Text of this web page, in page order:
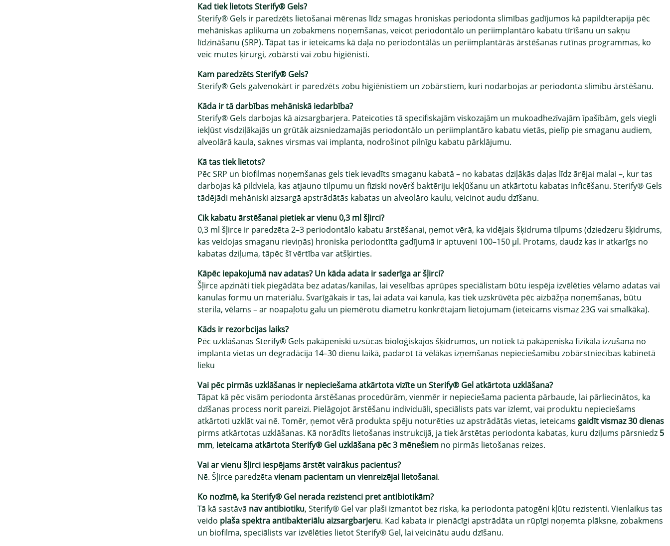
Kad tiek lietots Sterify® Gels?
Sterify® Gels ir paredzēts lietošanai mērenas līdz smagas hroniskas periodonta slimības gadījumos kā papildterapija pēc
mehāniskas aplikuma un zobakmens noņemšanas, veicot periodontālo un periimplantāro kabatu tīrīšanu un sakņu
līdzināšanu (SRP). Tāpat tas ir ieteicams kā daļa no periodontālās un periimplantārās ārstēšanas rutīnas programmas, ko
veic mutes ķirurgi, zobārsti vai zobu higiēnisti.
Kam paredzēts Sterify® Gels?
Sterify® Gels galvenokārt ir paredzēts zobu higiēnistiem un zobārstiem, kuri nodarbojas ar periodonta slimību ārstēšanu.
Kāda ir tā darbības mehāniskā iedarbība?
Sterify® Gels darbojas kā aizsargbarjera. Pateicoties tā specifiskajām viskozajām un mukoadhezīvajām īpašībām, gels viegli
iekļūst visdziļākajās un grūtāk aizsniedzamajās periodontālo un periimplantāro kabatu vietās, pielīp pie smaganu audiem,
alveolārā kaula, saknes virsmas vai implanta, nodrošinot pilnīgu kabatu pārklājumu.
Kā tas tiek lietots?
Pēc SRP un biofilmas noņemšanas gels tiek ievadīts smaganu kabatā – no kabatas dziļākās daļas līdz ārējai malai –, kur tas
darbojas kā pildviela, kas atjauno tilpumu un fiziski novērš baktēriju iekļūšanu un atkārtotu kabatas inficēšanu. Sterify® Gels
tādējādi mehāniski aizsargā apstrādātās kabatas un alveolāro kaulu, veicinot audu dzīšanu.
Cik kabatu ārstēšanai pietiek ar vienu 0,3 ml šļirci?
0,3 ml šļirce ir paredzēta 2–3 periodontālo kabatu ārstēšanai, ņemot vērā, ka vidējais šķidruma tilpums (dziedzeru šķidrums,
kas veidojas smaganu rieviņās) hroniska periodontīta gadījumā ir aptuveni 100–150 µl. Protams, daudz kas ir atkarīgs no
kabatas dziļuma, tāpēc šī vērtība var atšķirties.
Kāpēc iepakojumā nav adatas? Un kāda adata ir saderīga ar šļirci?
Šļirce apzināti tiek piegādāta bez adatas/kanilas, lai veselības aprūpes speciālistam būtu iespēja izvēlēties vēlamo adatas vai
kanulas formu un materiālu. Svarīgākais ir tas, lai adata vai kanula, kas tiek uzskrūvēta pēc aizbāžņa noņemšanas, būtu
sterila, vēlams – ar noapaļotu galu un piemērotu diametru konkrētajam lietojumam (ieteicams vismaz 23G vai smalkāka).
Kāds ir rezorbcijas laiks?
Pēc uzklāšanas Sterify® Gels pakāpeniski uzsūcas bioloģiskajos šķidrumos, un notiek tā pakāpeniska fizikāla izzušana no
implanta vietas un degradācija 14–30 dienu laikā, padarot tā vēlākas izņemšanas nepieciešamību zobārstniecības kabinetā
lieku
Vai pēc pirmās uzklāšanas ir nepieciešama atkārtota vizīte un Sterify® Gel atkārtota uzklāšana?
Tāpat kā pēc visām periodonta ārstēšanas procedūrām, vienmēr ir nepieciešama pacienta pārbaude, lai pārliecinātos, ka
dzīšanas process norit pareizi. Pielāgojot ārstēšanu individuāli, speciālists pats var izlemt, vai produktu nepieciešams
atkārtoti uzklāt vai nē. Tomēr, ņemot vērā produkta spēju noturēties uz apstrādātās vietas, ieteicams gaidīt vismaz 30 dienas
pirms atkārtotas uzklāšanas. Kā norādīts lietošanas instrukcijā, ja tiek ārstētas periodonta kabatas, kuru dziļums pārsniedz 5
mm, ieteicama atkārtota Sterify® Gel uzklāšana pēc 3 mēnešiem no pirmās lietošanas reizes.
Vai ar vienu šļirci iespējams ārstēt vairākus pacientus?
Nē. Šļirce paredzēta vienam pacientam un vienreizējai lietošanai.
Ko nozīmē, ka Sterify® Gel nerada rezistenci pret antibiotikām?
Tā kā sastāvā nav antibiotiku, Sterify® Gel var plaši izmantot bez riska, ka periodonta patogēni kļūtu rezistenti. Vienlaikus tas
veido plaša spektra antibakteriālu aizsargbarjeru. Kad kabata ir pienācīgi apstrādāta un rūpīgi noņemta plāksne, zobakmens
un biofilma, speciālists var izvēlēties lietot Sterify® Gel, lai veicinātu audu dzīšanu.